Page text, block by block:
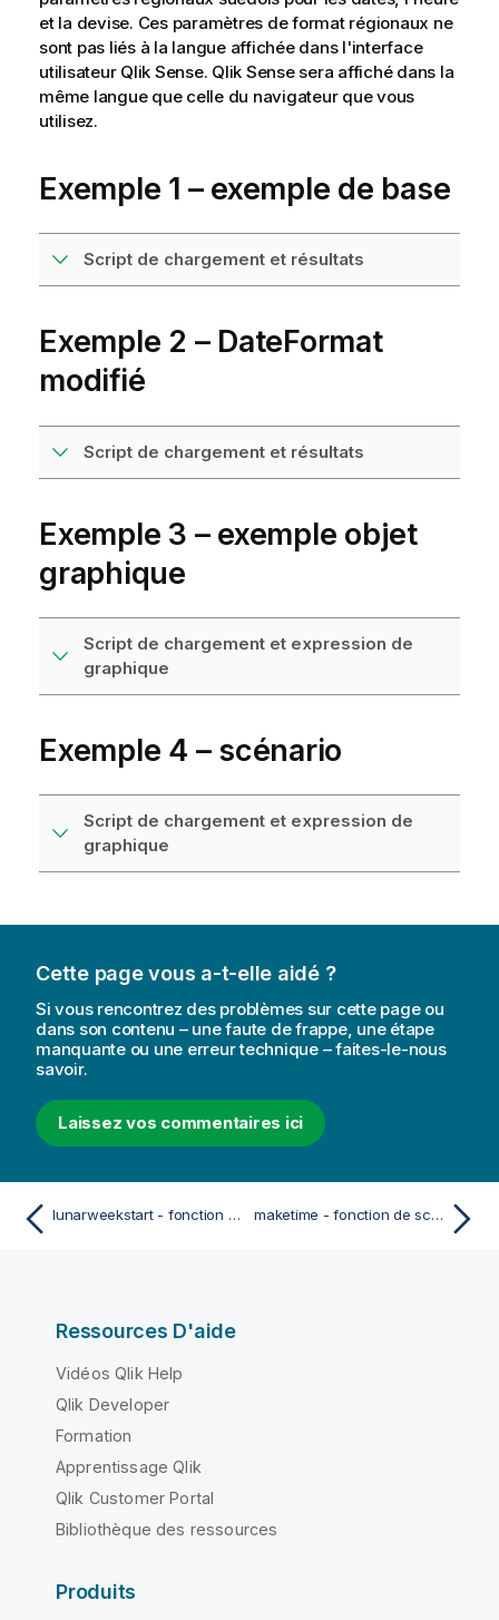
et la devise. Ces paramètres de format régionaux ne
sont pas liés à la langue affichée dans l'interface
utilisateur Qlik Sense. Qlik Sensesera affiché dans la
même langue que celle du navigateur que vous
utilisez.
Exemple 1 – exemple de base
Script de chargement et résultats
Exemple 2 – DateFormat
modifié
Script de chargement et résultats
Exemple 3 – exemple objet
graphique
Script de chargement et expression de
graphique
Exemple 4 – scénario
Script de chargement et expression de
graphique
Cette page vous a-t-elle aidé ?
Si vous rencontrez des problèmes sur cette page ou
dans son contenu – une faute de frappe, une étape
manquante ou une erreur technique – faites-le-nous
savoir.
Laissez vos commentaires ici
lunarweekstart - fonction de script et fonction de graphique maketime - fonction de script et fonction de graphique
Ressources D'aide
Vidéos Qlik Help
Qlik Developer
Formation
Apprentissage Qlik
Qlik Customer Portal
Bibliothèque des ressources
Produits